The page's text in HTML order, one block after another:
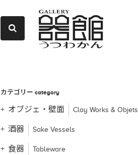
カテゴリー category
オブジェ・壁面 Clay Works & Objets
酒器 Sake Vessels
食器 Tableware